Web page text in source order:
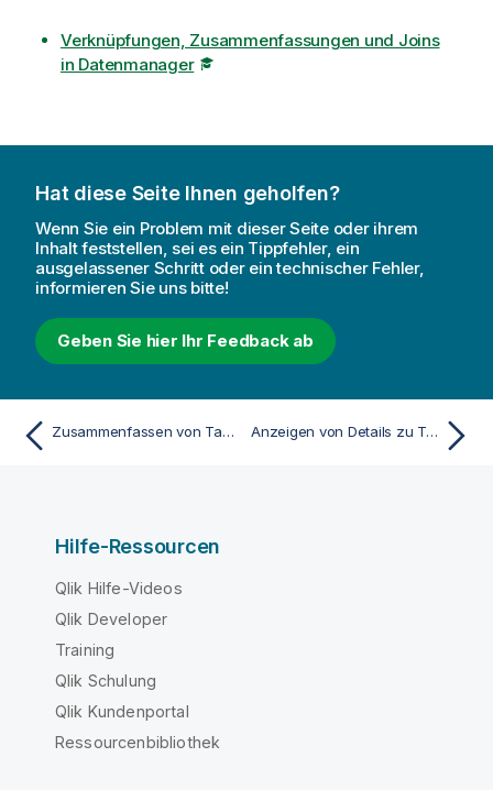
Verknüpfungen, Zusammenfassungen und Joins
in Datenmanager
Hat diese Seite Ihnen geholfen?
Wenn Sie ein Problem mit dieser Seite oder ihrem
Inhalt feststellen, sei es ein Tippfehler, ein
ausgelassener Schritt oder ein technischer Fehler,
informieren Sie uns bitte!
Geben Sie hier Ihr Feedback ab
Zusammenfassen von Tabellen im Datenmanager Anzeigen von Details zu Tabellen- und Feldumformungen im Datenmanager
Hilfe-Ressourcen
Qlik Hilfe-Videos
Qlik Developer
Training
Qlik Schulung
Qlik Kundenportal
Ressourcenbibliothek